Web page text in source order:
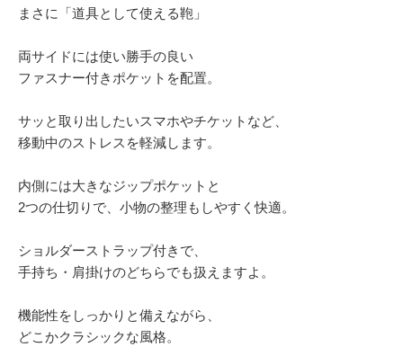
まさに「道具として使える鞄」
両サイドには使い勝手の良い
ファスナー付きポケットを配置。
サッと取り出したいスマホやチケットなど、
移動中のストレスを軽減します。
内側には大きなジップポケットと
2つの仕切りで、小物の整理もしやすく快適。
ショルダーストラップ付きで、
手持ち・肩掛けのどちらでも扱えますよ。
機能性をしっかりと備えながら、
どこかクラシックな風格。